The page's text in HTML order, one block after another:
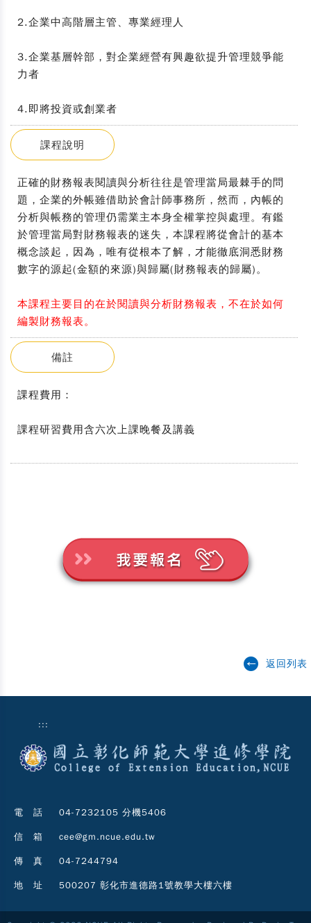
2.企業中高階層主管、專業經理人
3.企業基層幹部，對企業經營有興趣欲提升管理競爭能
力者
4.即將投資或創業者
課程說明
正確的財務報表閱讀與分析往往是管理當局最棘手的問
題，企業的外帳雖借助於會計師事務所，然而，內帳的
分析與帳務的管理仍需業主本身全權掌控與處理。有鑑
於管理當局對財務報表的迷失，本課程將從會計的基本
概念談起，因為，唯有從根本了解，才能徹底洞悉財務
數字的源起(金額的來源)與歸屬(財務報表的歸屬)。
本課程主要目的在於閱讀與分析財務報表，不在於如何
編製財務報表。
備註
課程費用：
課程研習費用含六次上課晚餐及講義
返回列表
:::
電 話 04-7232105 分機5406
信 箱 cee@gm.ncue.edu.tw
傳 真 04-7244794
地 址 500207 彰化市進德路1號教學大樓六樓